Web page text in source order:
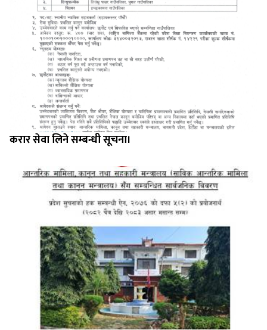
करार सेवा लिने सम्बन्धी सूचना।